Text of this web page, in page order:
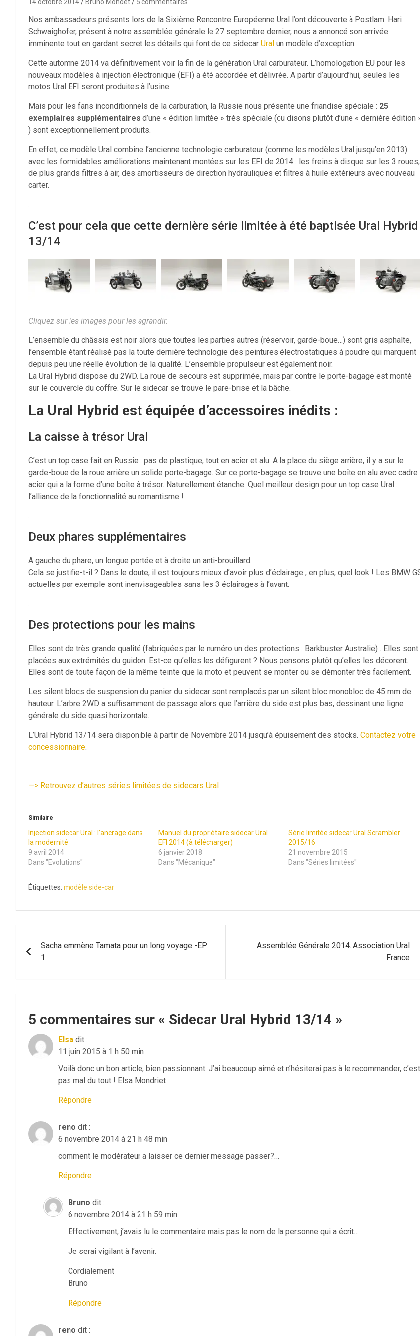
14 octobre 2014 Bruno Mondet 5 commentaires
Nos ambassadeurs présents lors de la Sixième Rencontre Européenne Ural l’ont découverte à Postlam. Hari
Schwaighofer, présent à notre assemblée générale le 27 septembre dernier, nous a annoncé son arrivée
imminente tout en gardant secret les détails qui font de ce sidecar Ural un modèle d’exception.
Cette automne 2014 va définitivement voir la fin de la génération Ural carburateur. L’homologation EU pour les
nouveaux modèles à injection électronique (EFI) a été accordée et délivrée. A partir d’aujourd’hui, seules les
motos Ural EFI seront produites à l’usine.
Mais pour les fans inconditionnels de la carburation, la Russie nous présente une friandise spéciale : 25
exemplaires supplémentaires d’une « édition limitée » très spéciale (ou disons plutôt d’une « dernière édition
) sont exceptionnellement produits.
En effet, ce modèle Ural combine l’ancienne technologie carburateur (comme les modèles Ural jusqu’en 2013)
avec les formidables améliorations maintenant montées sur les EFI de 2014 : les freins à disque sur les 3 roues,
de plus grands filtres à air, des amortisseurs de direction hydrauliques et filtres à huile extérieurs avec nouveau
carter.
.
C’est pour cela que cette dernière série limitée à été baptisée Ural Hybrid
13/14
Cliquez sur les images pour les agrandir.
L’ensemble du châssis est noir alors que toutes les parties autres (réservoir, garde-boue…) sont gris asphalte,
l’ensemble étant réalisé pas la toute dernière technologie des peintures électrostatiques à poudre qui marquent
depuis peu une réelle évolution de la qualité. L’ensemble propulseur est également noir.
La Ural Hybrid dispose du 2WD. La roue de secours est supprimée, mais par contre le porte-bagage est monté
sur le couvercle du coffre. Sur le sidecar se trouve le pare-brise et la bâche.
La Ural Hybrid est équipée d’accessoires inédits :
La caisse à trésor Ural
C’est un top case fait en Russie : pas de plastique, tout en acier et alu. A la place du siège arrière, il y a sur le
garde-boue de la roue arrière un solide porte-bagage. Sur ce porte-bagage se trouve une boîte en alu avec cadre
acier qui a la forme d’une boîte à trésor. Naturellement étanche. Quel meilleur design pour un top case Ural :
l’alliance de la fonctionnalité au romantisme !
.
Deux phares supplémentaires
A gauche du phare, un longue portée et à droite un anti-brouillard.
Cela se justifie-t-il ? Dans le doute, il est toujours mieux d’avoir plus d’éclairage ; en plus, quel look ! Les BMW
actuelles par exemple sont inenvisageables sans les 3 éclairages à l’avant.
.
Des protections pour les mains
Elles sont de très grande qualité (fabriquées par le numéro un des protections : Barkbuster Australie) . Elles sont
placées aux extrémités du guidon. Est-ce qu’elles les défigurent ? Nous pensons plutôt qu’elles les décorent.
Elles sont de toute façon de la même teinte que la moto et peuvent se monter ou se démonter très facilement.
Les silent blocs de suspension du panier du sidecar sont remplacés par un silent bloc monobloc de 45 mm de
hauteur. L’arbre 2WD a suffisamment de passage alors que l’arrière du side est plus bas, dessinant une ligne
générale du side quasi horizontale.
L’Ural Hybrid 13/14 sera disponible à partir de Novembre 2014 jusqu’à épuisement des stocks. Contactez votre
concessionnaire.
—> Retrouvez d’autres séries limitées de sidecars Ural
Similaire
Injection sidecar Ural : l’ancrage dans
la modernité
9 avril 2014
Dans "Evolutions"
Manuel du propriétaire sidecar Ural
EFI 2014 (à télécharger)
6 janvier 2018
Dans "Mécanique"
Série limitée sidecar Ural Scrambler
2015/16
21 novembre 2015
Dans "Séries limitées"
Étiquettes: modèle side-car
de
Sacha emmène Tamata pour un long voyage -EP
1
Assemblée Générale 2014, Association Ural
France
5 commentaires sur « Sidecar Ural Hybrid 13/14 »
Elsa dit :
11 juin 2015 à 1 h 50 min
Voilà donc un bon article, bien passionnant. J’ai beaucoup aimé et n’hésiterai pas à le recommander, c’est
pas mal du tout ! Elsa Mondriet
Répondre
reno dit :
6 novembre 2014 à 21 h 48 min
comment le modérateur a laisser ce dernier message passer?…
Répondre
Bruno dit :
6 novembre 2014 à 21 h 59 min
Effectivement, j’avais lu le commentaire mais pas le nom de la personne qui a écrit…
Je serai vigilant à l’avenir.
Cordialement
Bruno
Répondre
reno dit :